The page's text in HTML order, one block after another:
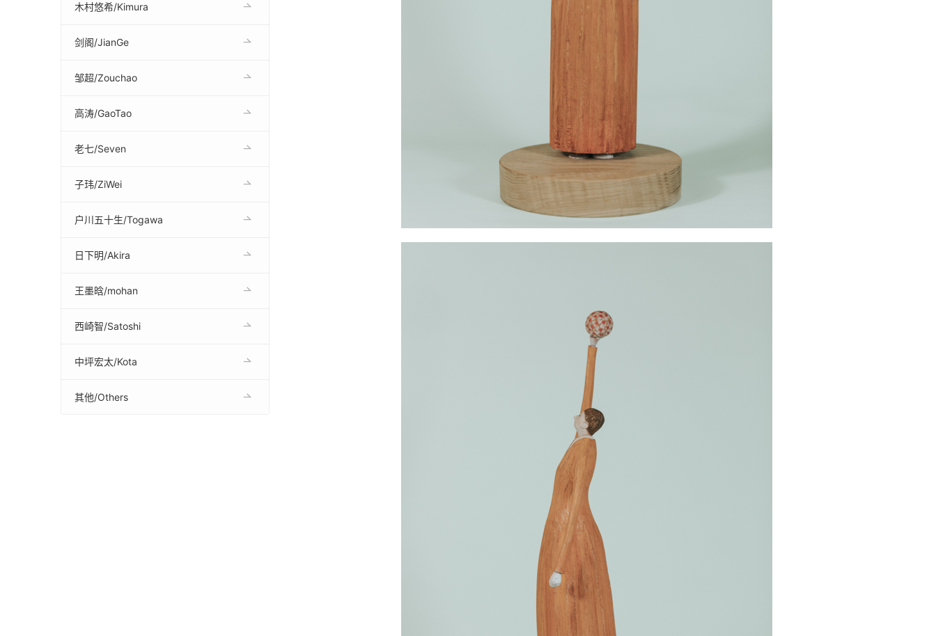
木村悠希/Kimura
剑阁/JianGe
邹超/Zouchao
高涛/GaoTao
老七/Seven
子玮/ZiWei
户川五十生/Togawa
日下明/Akira
王墨晗/mohan
西崎智/Satoshi
中坪宏太/Kota
其他/Others